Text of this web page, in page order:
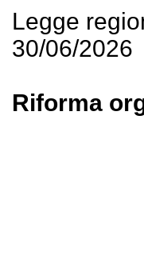
Legge
30/06/2026
Riforma